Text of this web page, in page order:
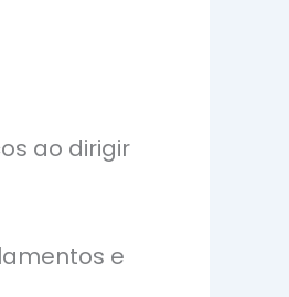
ao dirigir
e